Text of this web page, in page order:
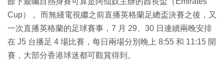
Cup） 。而無綫電視繼之前直播英格蘭足總盃決賽之後，又
一次直播英格蘭的足球賽事，7 月 29、30 日連續兩晚安排
在 J5 台播足 4 場比賽，每日兩場分別晚上 8:55 和 11:15 開
賽，大部分香港球迷都可觀賞得到。